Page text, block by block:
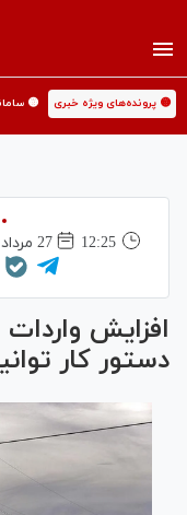
🟡 پرونده‌های ویژه خبری 🟡
12:25
27 مرداد 1404
افزایش
دستور کار